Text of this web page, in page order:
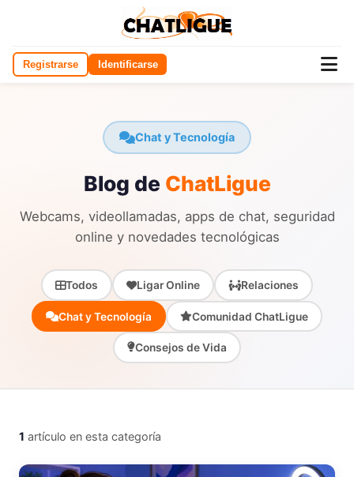
Registrarse Identificarse
Chat y Tecnología
Blog de ChatLigue
Webcams, videollamadas, apps de chat, seguridad
online y novedades tecnológicas
Todos Ligar Online Relaciones
Chat y Tecnología Comunidad ChatLigue
Consejos de Vida
1 artículo en esta categoría